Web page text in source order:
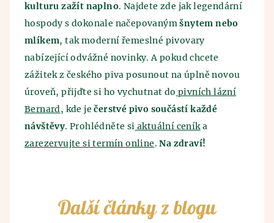
kulturu zažít naplno. Najdete zde jak legendární
hospody s dokonale načepovanýmšnytem nebo
mlíkem, tak moderní řemeslné pivovary
nabízející odvážné novinky. A pokud chcete
zážitek z českého piva posunout na úplně novou
úroveň, přijďte si ho vychutnat do pivních lázní
Bernard, kde ječerstvé pivo součástí každé
návštěvy. Prohlédněte si aktuální ceníka
zarezervujte si termín online. Na zdraví!
Další články z blogu